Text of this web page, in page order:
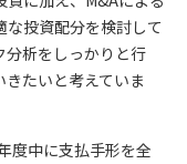
投資配分を検討して
分析をしっかりと行
たいと考えていま
度中に支払手形を全